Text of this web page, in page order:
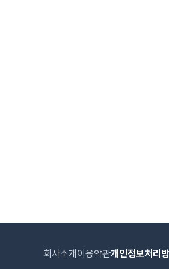
회사소개 이용약관개인정보처리